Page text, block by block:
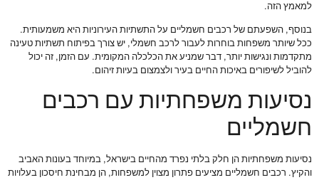
למאמץ הזה.
בנוסף, השפעתם של רכבים חשמליים על התשתיות העירוניות היא משמעותית.
ככל שיותר משפחות בוחרות לעבור לרכב חשמלי, יש צורך בפיתוח תשתיות טעינה
מתקדמות ונגישות יותר, דבר שמניע את הכלכלה המקומית. עם הזמן, זה יכול
להוביל לשיפורים באיכות החיים בעיר ולצמצום בעיות זיהום.
נסיעות משפחתיות עם רכבים
חשמליים
נסיעות משפחתיות הן חלק בלתי נפרד מהחיים בישראל, במיוחד בעונות האביב
והקיץ. רכבים חשמליים מציעים פתרון מצוין למשפחות, הן מבחינת חיסכון בעלויות